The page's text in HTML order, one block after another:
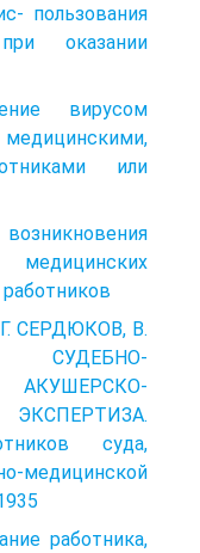
пользования
оказании
вирусом
или
СЕРДЮКОВ, В.
суда,
медицинской
работника,